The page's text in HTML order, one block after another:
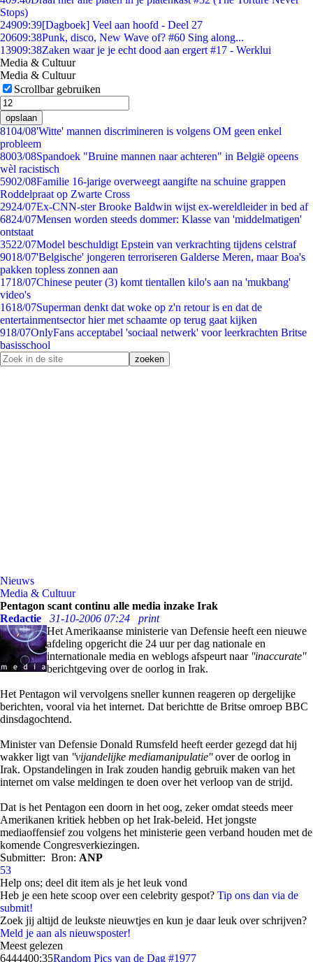
Stops)
24909:39[Dagboek] Veel aan hoofd - Deel 27
20609:38Punk, disco, New Wave of? #60 Sing along...
13909:38Zaken waar je je echt dood aan ergert #17 - Werklui
Media & Cultuur
Media & Cultuur
Scrollbar gebruiken
opslaan
8104/08'Witte' mannen discrimineren is volgens OM geen enkel
probleem
8003/08Spandoek "Bruine mannen naar achteren" in België opeens
wèl racistisch
5902/08Familie 16-jarige overweegt aangifte na schuine grappen
Roddelpraat op Zwarte Cross
2924/07Ex-CNN-ster Brooke Baldwin wijst ex-wereldleider in bed af
6824/07Mensen worden steeds dommer: Klasse van 'middelmatigen'
ontstaat
3522/07Model beschuldigt Epstein van verkrachting tijdens celstraf
9018/07'Belgische' jongeren terroriseren Galderse Meren, maar Boa's
pakken topless zonnen aan
1718/07Chinese peuter (3) komt tientallen kilo's aan na 'mukbang'
video's
1618/07Superman denkt dat woke op z'n retour is en dat de
entertainmentsector hier met schaamte op terug gaat kijken
918/07OnlyFans acceptabel 'sociaal netwerk' voor leerkrachten Britse
basisschool
Nieuws
Media & Cultuur
Pentagon scant continu alle media inzake Irak
Redactie
31-10-2006 07:24
print
Het Amerikaanse ministerie van Defensie heeft een nieuwe
afdeling opgericht die 24 uur per dag nationale en
internationale media en weblogs afspeurt naar ''inaccurate''
berichtgeving over de oorlog in Irak.
Het Pentagon wil vervolgens sneller kunnen reageren op dergelijke
berichten, vooral via het internet. Dat berichtte de Britse omroep BBC
dinsdagochtend.
Minister van Defensie Donald Rumsfeld heeft eerder gezegd dat hij
wakker ligt van ''vijandelijke mediamanipulatie''over de oorlog in
Irak. Opstandelingen in Irak zouden handig gebruik maken van het
internet om valse meldingen te doen over het verloop van de strijd.
Dat is het Pentagon een doorn in het oog, zeker omdat steeds meer
Amerikanen kritiek hebben op het Irak-beleid. Het jongste
mediaoffensief zou volgens het ministerie geen verband houden met de
komende Congresverkiezingen.
Submitter: Bron: ANP
53
Help ons; deel dit item als je het leuk vond
Heb je een hete scoop over een celebrity gespot? Tip ons dan via de
submit!
Zoek jij altijd de leukste nieuwtjes en kun je daar leuk over schrijven?
Meld je aan als nieuwsposter!
Meest gelezen
6444400:35Random Pics van de Dag #1977